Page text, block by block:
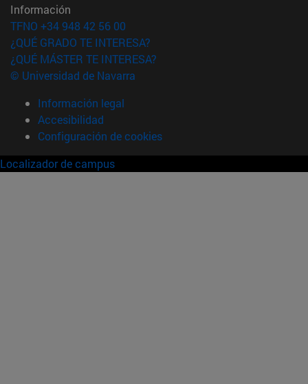
Información
TFNO +34 948 42 56 00
¿QUÉ GRADO TE INTERESA?
¿QUÉ MÁSTER TE INTERESA?
© Universidad de Navarra
Información legal
Accesibilidad
Configuración de cookies
Localizador de campus